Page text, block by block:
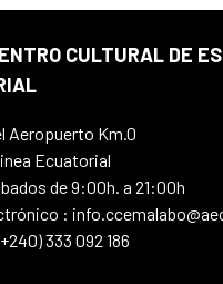
CULTURAL DE
Aeropuerto Km.0
Ecuatorial
de 9:00h. a 21:00h
:
333 092 186